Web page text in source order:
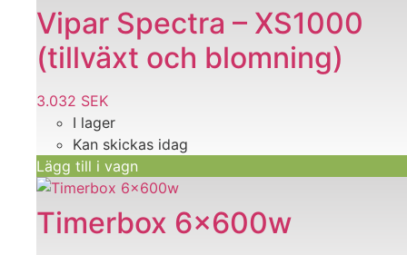
Vipar Spectra – XS1000
(tillväxt och blomning)
3.032 SEK
I lager
Kan skickas idag
Lägg till i vagn
Timerbox 6x600w